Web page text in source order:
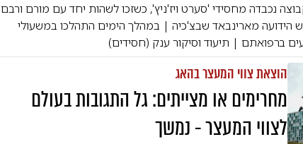
נכבדה מחסידי 'סערט ויז'ניץ', כשזכו לשהות יחד עם מורם ורבם
הידועה מארינבאד שבצ'כיה | במהלך הימים התהלכו במשעולי
ברפואתם | תיעוד וסיקור ענק (חסידים)
הוצאת צווי המעצר בהאג
מחרימים או מצייתים: גל התגובות בעולם
לצווי המעצר - נמשך